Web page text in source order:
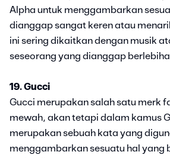
Alpha untuk menggambarkan
dianggap sangat keren atau
ini sering dikaitkan dengan musik
seseorang yang dianggap
19. Gucci
Gucci merupakan salah satu merk
mewah, akan tetapi dalam kamus
merupakan sebuah kata yang
menggambarkan sesuatu hal yang